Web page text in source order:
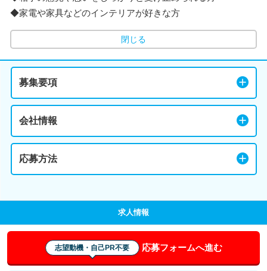
◆家電や家具などのインテリアが好きな方
閉じる
募集要項
会社情報
応募方法
求人情報
志望動機・自己PR不要 応募フォームへ進む